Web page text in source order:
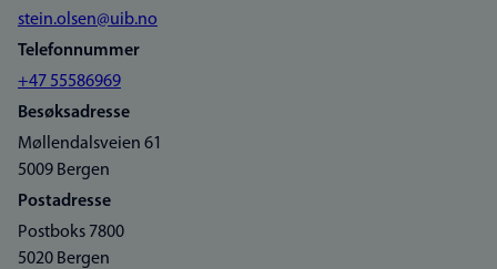
stein.olsen@uib.no
Telefonnummer
+47 55586969
Besøksadresse
Møllendalsveien 61
5009 Bergen
Postadresse
Postboks 7800
5020 Bergen